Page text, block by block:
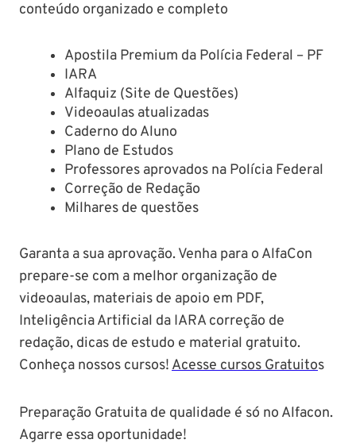
conteúdo organizado e completo
Apostila Premium da Polícia Federal – PF
IARA
Alfaquiz (Site de Questões)
Videoaulas atualizadas
Caderno do Aluno
Plano de Estudos
Professores aprovados na Polícia Federal
Correção de Redação
Milhares de questões
Garanta a sua aprovação. Venha para o AlfaCon
prepare-se com a melhor organização de
videoaulas, materiais de apoio em PDF,
Inteligência Artificial da IARA correção de
redação, dicas de estudo e material gratuito.
Conheça nossos cursos!Acesse cursos Gratuitos
Preparação Gratuita de qualidade é só no Alfacon.
Agarre essa oportunidade!